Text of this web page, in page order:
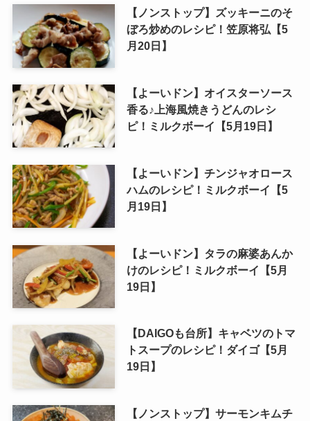
【ノンストップ】ズッキーニのそ
ぼろ炒めのレシピ！笠原将弘【5
月20日】
【よーいドン】オイスターソース
香る♪上海風焼きうどんのレシ
ピ！ミルクボーイ【5月19日】
【よーいドン】チンジャオロース
ハムのレシピ！ミルクボーイ【5
月19日】
【よーいドン】タラの麻婆あんか
けのレシピ！ミルクボーイ【5月
19日】
【DAIGOも台所】キャベツのトマ
トスープのレシピ！ダイゴ【5月
19日】
【ノンストップ】サーモンキムチ